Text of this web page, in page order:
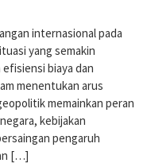
internasional pada
yang semakin
biaya dan
menentukan arus
memainkan peran
kebijakan
pengaruh
[…]